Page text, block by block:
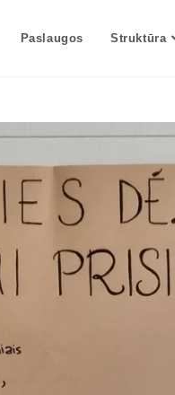
Paslaugos Struktūra